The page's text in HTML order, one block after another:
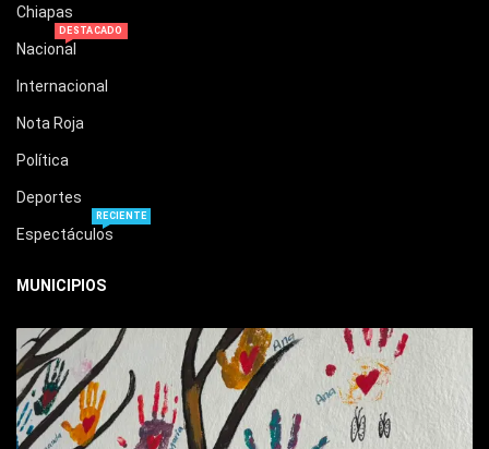
Chiapas
Nacional
DESTACADO
Internacional
Nota Roja
Política
Deportes
Espectáculos
RECIENTE
MUNICIPIOS